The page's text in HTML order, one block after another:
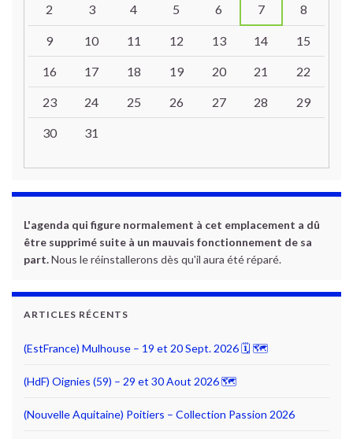
2 3 4 5 6 7 8
9 10 11 12 13 14 15
16 17 18 19 20 21 22
23 24 25 26 27 28 29
30 31
L'agenda qui figure normalement à cet emplacement a dû
être supprimé suite à un mauvais fonctionnement de sa
part.Nous le réinstallerons dès qu'il aura été réparé.
ARTICLES RÉCENTS
(EstFrance) Mulhouse – 19 et 20 Sept. 2026 🗓 🗺
(HdF) Oignies (59) – 29 et 30 Aout 2026 🗺
(Nouvelle Aquitaine) Poitiers – Collection Passion 2026